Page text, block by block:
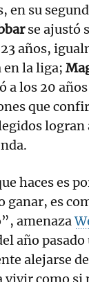
en su
se ajustó
años,
en la liga;
a los 20
que
logran
haces es
ganar, es
amenaza
año
alejarse